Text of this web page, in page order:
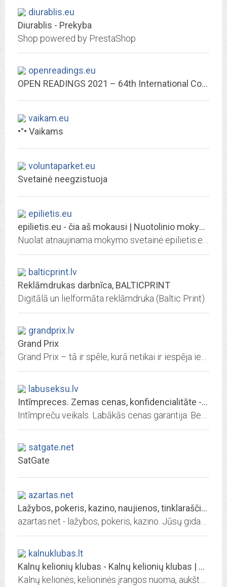
diurablis.eu
Diurablis - Prekyba
Shop powered by PrestaShop
openreadings.eu
OPEN READINGS 2021 – 64th International Conference for Students of Physics...
vaikam.eu
•°• Vaikams
voluntaparket.eu
Svetainė neegzistuoja
epilietis.eu
epilietis.eu - čia aš mokausi | Nuotolinio mokymosi, testų ir kursų svetainė
balticprint.lv
Reklāmdrukas darbnīca, BALTICPRINT
Digitālā un lielformāta reklāmdruka (Baltic Print)
grandprix.lv
Grand Prix
labuseksu.lv
Intīmpreces. Zemas cenas, konfidencialitāte - SuperSex.lv
satgate.net
SatGate
azartas.net
Lažybos, pokeris, kazino, naujienos, tinklaraščiai - azartas.net
kalnuklubas.lt
Kalnų kelionių klubas - Kalnų kelionių klubas | Atrask save kalnuose! Patirk...